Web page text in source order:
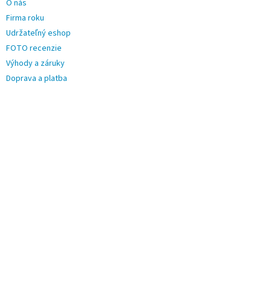
O nás
Firma roku
Udržateľný eshop
FOTO recenzie
Výhody a záruky
Doprava a platba